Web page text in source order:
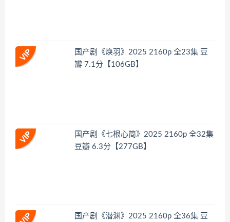
国产剧《焕羽》2025 2160p 全23集 豆
瓣 7.1分【106GB】
国产剧《七根心简》2025 2160p 全32集
豆瓣 6.3分【277GB】
国产剧《潜渊》2025 2160p 全36集 豆